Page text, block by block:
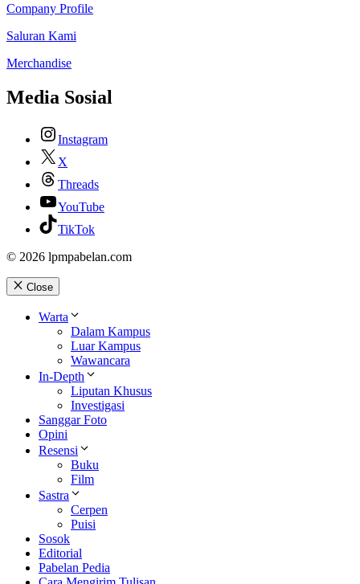
Company Profile
Saluran Kami
Merchandise
Media Sosial
Instagram
X
Threads
YouTube
TikTok
© 2026 lpmpabelan.com
Close
Warta
Dalam Kampus
Luar Kampus
Wawancara
In-Depth
Liputan Khusus
Investigasi
Sanggar Foto
Opini
Resensi
Buku
Film
Sastra
Cerpen
Puisi
Sosok
Editorial
Pabelan Pedia